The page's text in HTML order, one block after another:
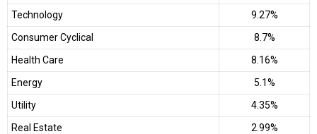
Technology
9.27%
Consumer Cyclical
8.7%
Health Care
8.16%
Energy
5.1%
Utility
4.35%
Real Estate
2.99%